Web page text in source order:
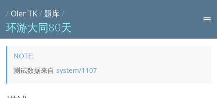
/ OIer TK/ 题库/
环游大同80天
测试数据来自system/1107